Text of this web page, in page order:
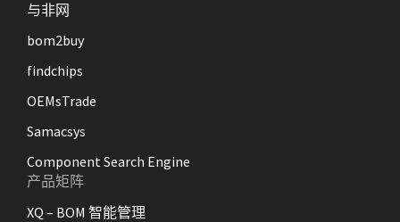
与非网
bom2buy
findchips
OEMsTrade
Samacsys
Component Search Engine
产品矩阵
XQ – BOM 智能管理